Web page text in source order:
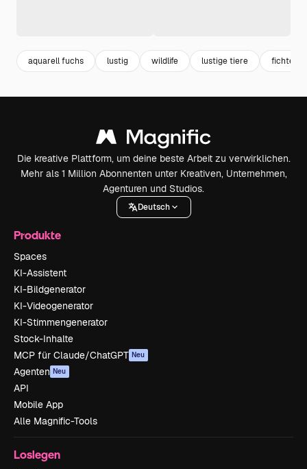
aquarell fuchs lustig wildlife lustige tiere fichte
Die kreative Plattform, um deine beste Arbeit zu verwirklichen.
Mehr als 1 Million Abonnenten unter Kreativen, Unternehmen,
Agenturen und Studios.
Deutsch
Produkte
Spaces
KI-Assistent
KI-Bildgenerator
KI-Videogenerator
KI-Stimmengenerator
Stock-Inhalte
MCP für Claude/ChatGPT Neu
Agenten Neu
API
Mobile App
Alle Magnific-Tools
Loslegen